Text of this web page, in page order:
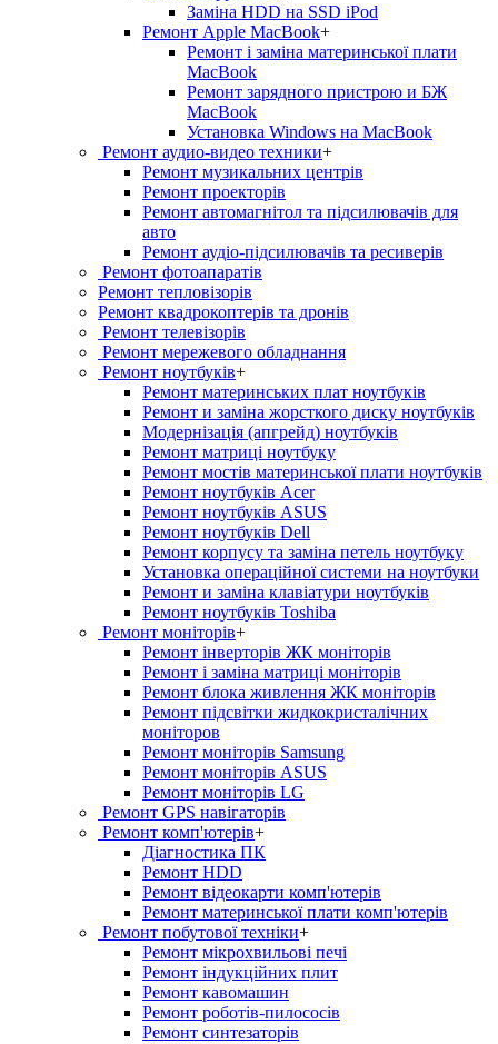
Заміна HDD на SSD iPod
Ремонт Apple MacBook+
Ремонт і заміна материнської плати
MacBook
Ремонт зарядного пристрою и БЖ
MacBook
Установка Windows на MacBook
Ремонт аудио-видео техники+
Ремонт музикальних центрів
Ремонт проекторів
Ремонт автомагнітол та підсилювачів для
авто
Ремонт аудіо-підсилювачів та ресиверів
Ремонт фотоапаратів
Ремонт тепловізорів
Ремонт квадрокоптерів та дронів
Ремонт телевізорів
Ремонт мережевого обладнання
Ремонт ноутбуків+
Ремонт материнських плат ноутбуків
Ремонт и заміна жорсткого диску ноутбуків
Модернізація (апгрейд) ноутбуків
Ремонт матриці ноутбуку
Ремонт мостів материнської плати ноутбуків
Ремонт ноутбуків Acer
Ремонт ноутбуків ASUS
Ремонт ноутбуків Dell
Ремонт корпусу та заміна петель ноутбуку
Установка операційної системи на ноутбуки
Ремонт и заміна клавіатури ноутбуків
Ремонт ноутбуків Toshiba
Ремонт моніторів+
Ремонт інверторів ЖК моніторів
Ремонт і заміна матриці моніторів
Ремонт блока живлення ЖК моніторів
Ремонт підсвітки жидкокристалічних
моніторов
Ремонт моніторів Samsung
Ремонт моніторів ASUS
Ремонт моніторів LG
Ремонт GPS навігаторів
Ремонт комп'ютерів+
Діагностика ПК
Ремонт HDD
Ремонт відеокарти комп'ютерів
Ремонт материнської плати комп'ютерів
Ремонт побутової техніки+
Ремонт мікрохвильові печі
Ремонт індукційних плит
Ремонт кавомашин
Ремонт роботів-пилососів
Ремонт синтезаторів